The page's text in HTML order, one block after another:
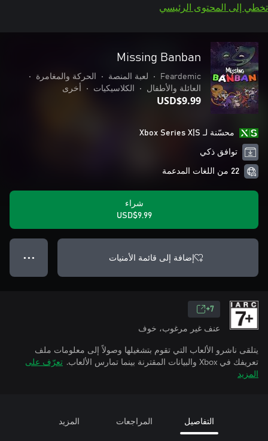
تخطي إلى المحتوى الرئيسي
Missing Banban
Feardemic
• لعبة المنصة • الحركة والمغامرة
•
العائلة والأطفال
• الكلاسيكيات • أخرى
USD$9.99
محسّنة لـ Xbox Series X|S
توافق ذكي
22 من اللغات المدعمة
شراء
USD$9.99
إضافة إلى قائمة الأمنيات ● ● ●
7+
عنف غير مرغوب، خوف
يتلقى ناشرو الألعاب التي تقوم بتشغيلها وصولاً إلى معلومات ملف
تعريفك في Xbox والبيانات المقترنة بينما تمارس الألعاب.
تعرّف على
المزيد
التفاصيل المراجعات المزيد